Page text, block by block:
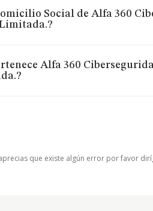
Social de Alfa 360
Alfa 360
que existe algún error por favor